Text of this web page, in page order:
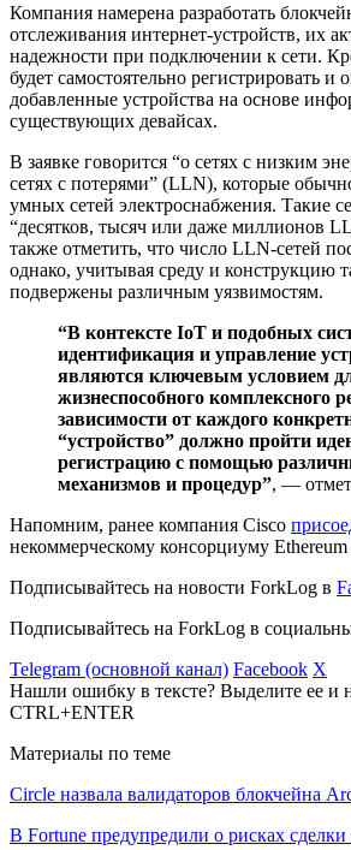
Компания намерена разработать
отслеживания интернет-устройств, их
надежности при подключении к сети.
будет самостоятельно регистрировать и
добавленные устройства на основе
существующих девайсах.
В заявке говорится “о сетях с низким
сетях с потерями” (LLN), которые
умных сетей электроснабжения. Такие
“десятков, тысяч или даже миллионов
также отметить, что число LLN-сетей
однако, учитывая среду и конструкцию
подвержены различным уязвимостям.
“В контексте IoT и подобных
идентификация и управление
являются ключевым условием
жизнеспособного комплексного
зависимости от каждого
“устройство” должно пройти
регистрацию с помощью
механизмов и процедур”, —
Напомним, ранее компания Cisco
некоммерческому консорциуму
Подписывайтесь на новости ForkLog в
Подписывайтесь на ForkLog в
Telegram (основной канал) Facebook X
Нашли ошибку в тексте? Выделите ее и
CTRL+ENTER
Материалы по теме
Circle назвала валидаторов блокчейна
В Fortune предупредили о рисках